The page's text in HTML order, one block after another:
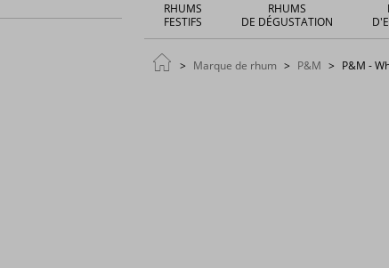
RHUMS
FESTIFS
RHUMS
DE DÉGUSTATION
Marque de rhum P&M P&M -